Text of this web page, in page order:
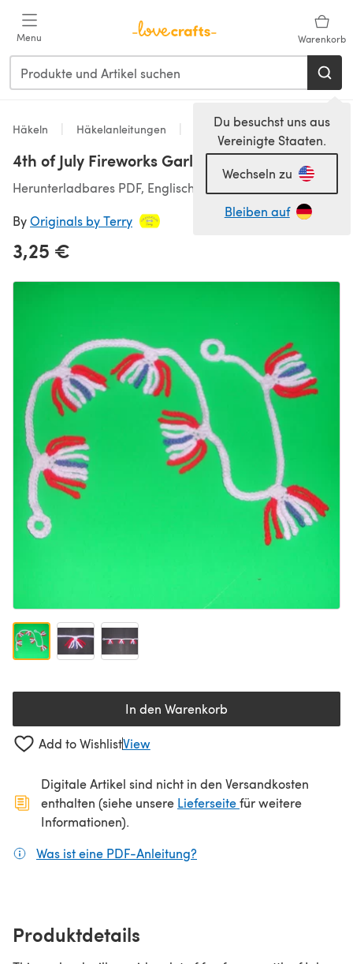
Menu Warenkorb
Du besuchst uns aus
Vereinigte Staaten.
Wechseln zu
Bleiben auf
Häkeln Häkelanleitungen Homeware
4th of July Fireworks Garland C-224
Herunterladbares PDF, Englisch
ByOriginals by Terry
3,25 €
In den Warenkorb
Add to WishlistView
Digitale Artikel sind nicht in den Versandkosten
enthalten (siehe unsere Lieferseite(öffnet sich in
für weitere
Informationen).
Was ist eine PDF-Anleitung?
Produktdetails